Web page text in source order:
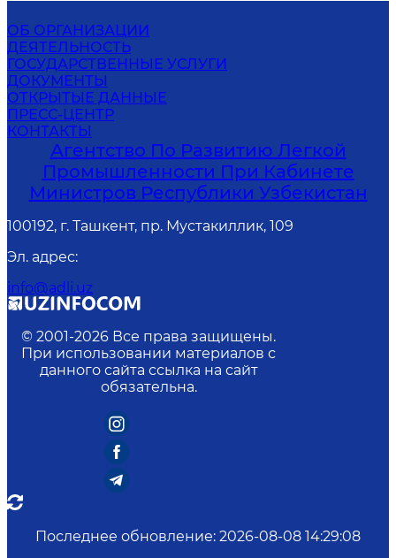
ОБ ОРГАНИЗАЦИИ
ДЕЯТЕЛЬНОСТЬ
ГОСУДАРСТВЕННЫЕ УСЛУГИ
ДОКУМЕНТЫ
ОТКРЫТЫЕ ДАННЫЕ
ПРЕСС-ЦЕНТР
КОНТАКТЫ
Агентство По Развитию Легкой
Промышленности При Кабинете
Министров Республики Узбекистан
100192, г. Ташкент, пр. Мустакиллик, 109
Эл. адрес:
info@adli.uz
© 2001-2026 Все права защищены.
При использовании материалов с
данного сайта ссылка на сайт
обязательна.
Последнее обновление: 2026-08-08 14:29:08